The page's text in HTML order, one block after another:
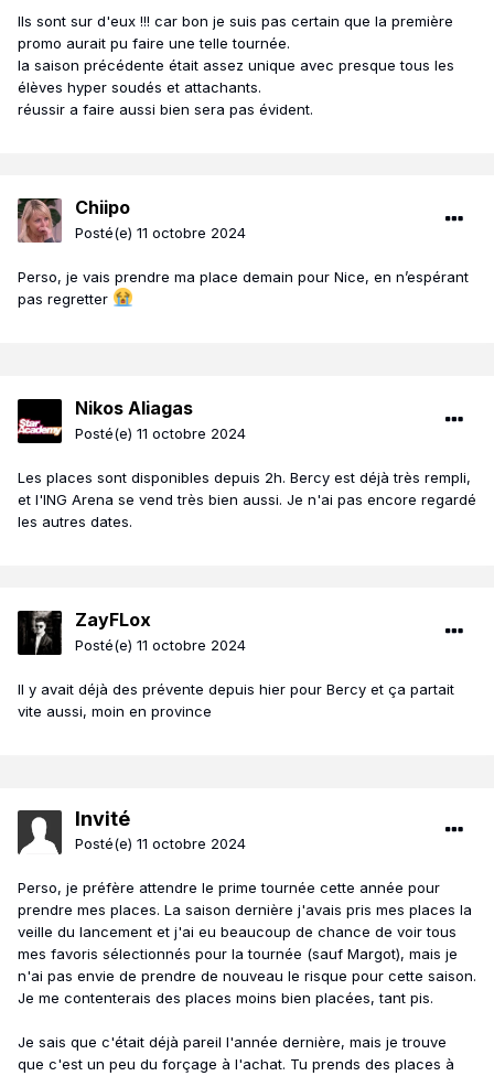
Ils sont sur d'eux !!! car bon je suis pas certain que la première
promo aurait pu faire une telle tournée.
la saison précédente était assez unique avec presque tous les
élèves hyper soudés et attachants.
réussir a faire aussi bien sera pas évident.
Chiipo
Posté(e) 11 octobre 2024
Perso, je vais prendre ma place demain pour Nice, en n’espérant
pas regretter
Nikos Aliagas
Posté(e) 11 octobre 2024
Les places sont disponibles depuis 2h. Bercy est déjà très rempli,
et l'ING Arena se vend très bien aussi. Je n'ai pas encore regardé
les autres dates.
ZayFLox
Posté(e) 11 octobre 2024
Il y avait déjà des prévente depuis hier pour Bercy et ça partait
vite aussi, moin en province
Invité
Posté(e) 11 octobre 2024
Perso, je préfère attendre le prime tournée cette année pour
prendre mes places. La saison dernière j'avais pris mes places la
veille du lancement et j'ai eu beaucoup de chance de voir tous
mes favoris sélectionnés pour la tournée (sauf Margot), mais je
n'ai pas envie de prendre de nouveau le risque pour cette saison.
Je me contenterais des places moins bien placées, tant pis.
Je sais que c'était déjà pareil l'année dernière, mais je trouve
que c'est un peu du forçage à l'achat. Tu prends des places à